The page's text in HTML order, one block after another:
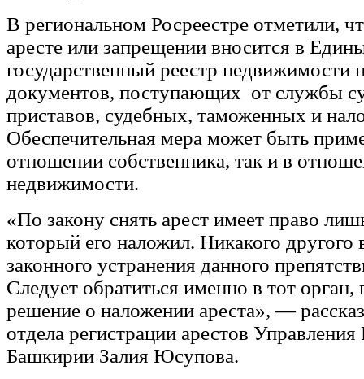
В региональном Росреестре отметили,
аресте или запрещении вносится в
государственный реестр недвижимости
документов, поступающих от службы
приставов, судебных, таможенных и
Обеспечительная мера может быть
отношении собственника, так и в
недвижимости.
«По закону снять арест имеет право
который его наложил. Никакого другого
законного устранения данного
Следует обратиться именно в тот
решение о наложении ареста», —
отдела регистрации арестов Управления
Башкирии Залия Юсупова.